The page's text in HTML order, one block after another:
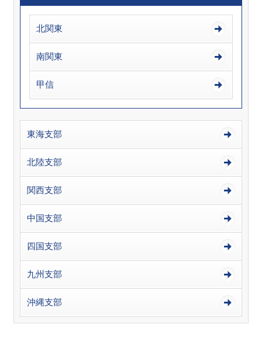
北関東
南関東
甲信
東海支部
北陸支部
関西支部
中国支部
四国支部
九州支部
沖縄支部